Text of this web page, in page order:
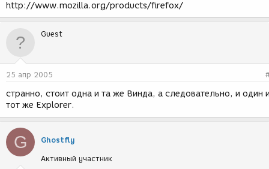
http://www.mozilla.org/products/firefox/
Guest
25 апр 2005
странно, стоит одна и та же Винда, а следовательно, и один
тот же Explorer.
G Ghostfly
Активный участник